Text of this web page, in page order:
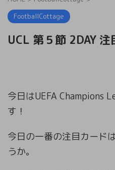
FootballCottage
UCL 第５節 2DAY 注
今日はUEFA Champions
す！
今日の一番の注目カード
うか。